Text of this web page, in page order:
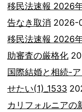
移民法速報 2026
告なき取消 2026-
移民法速報 2026
助審査の厳格化
国際結婚と相続-
せたい(1)_1533
カリフォルニアの